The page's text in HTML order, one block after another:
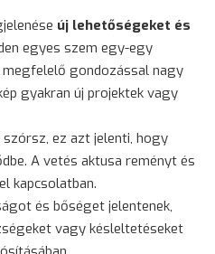
új lehetőségeket és
egyes szem egy-egy
gondozással nagy
gyakran új projektek vagy
ez azt jelenti, hogy
A vetés aktusa reményt és
kapcsolatban.
és bőséget jelentenek,
vagy késleltetéseket